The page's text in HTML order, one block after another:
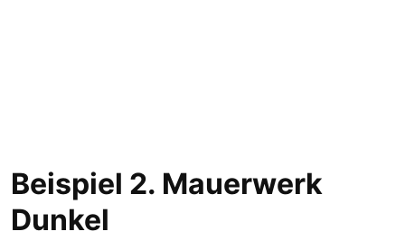
Beispiel 2. Mauerwerk
Dunkel